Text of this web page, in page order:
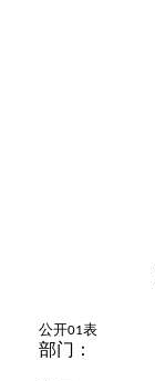
公开01表
部门：